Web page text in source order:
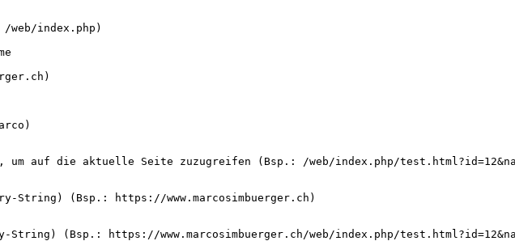
index.php)
um auf die aktuelle Seite zuzugreifen (Bsp.: /web/index.php/
String) (Bsp.: https://www.marcosimbuerger.ch)
(Bsp.: https://www.marcosimbuerger.ch/web/index.php/